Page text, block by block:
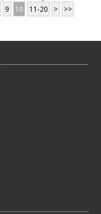
9 10 11-20 > >>